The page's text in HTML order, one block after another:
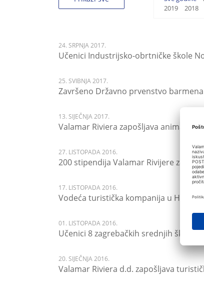
2019
2018
24. SRPNJA 2017.
Učenici Industrijsko-obrtničke škole
25. SVIBNJA 2017.
Završeno Državno prvenstvo
13. SIJEČNJA 2017.
Valamar Riviera zapošljava animatore
27. LISTOPADA 2016.
200 stipendija Valamar Rivijere za
17. LISTOPADA 2016.
Vodeća turistička kompanija u
01. LISTOPADA 2016.
Učenici 8 zagrebačkih srednjih škola
20. SIJEČNJA 2016.
Valamar Riviera d.d. zapošljava